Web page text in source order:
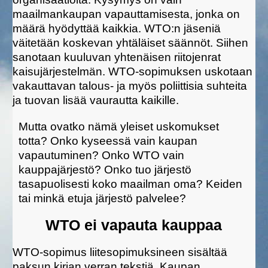
maailmankaupan vapauttamisesta, jonka on
määrä hyödyttää kaikkia. WTO:n jäseniä
väitetään koskevan yhtäläiset säännöt. Siihen
sanotaan kuuluvan yhtenäisen riitojenrat
kaisujärjestelmän. WTO-sopimuksen uskotaan
vakauttavan talous- ja myös poliittisia suhteita
ja tuovan lisää vaurautta kaikille.
Mutta ovatko nämä yleiset uskomukset
totta? Onko kyseessä vain kaupan
vapautuminen? Onko WTO vain
kauppajärjestö? Onko tuo järjestö
tasapuolisesti koko maailman oma? Keiden
tai minkä etuja järjestö palvelee?
WTO ei vapauta kauppaa
WTO-sopimus liitesopimuksineen sisältää